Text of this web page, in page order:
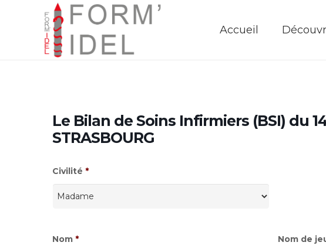
Accueil
Le Bilan de Soins Infirmiers (BSI) du
STRASBOURG
Civilité *
Nom * Nom de